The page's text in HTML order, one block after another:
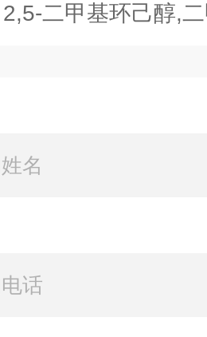
2,5-二甲基环己醇,二甲基